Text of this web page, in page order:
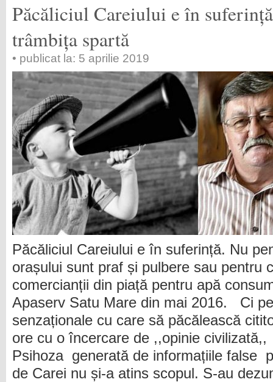
Păcăliciul Careiului e în
trâmbița spartă
• publicat la: 5 aprilie 2019
Păcăliciul Careiului e în suferință. Nu
orașului sunt praf și pulbere sau
comercianții din piață pentru apă
Apaserv Satu Mare din mai 2016. Ci
senzaționale cu care să păcălească
ore cu o încercare de ,,opinie
Psihoza generată de informațiile false
de Carei nu și-a atins scopul. S-au